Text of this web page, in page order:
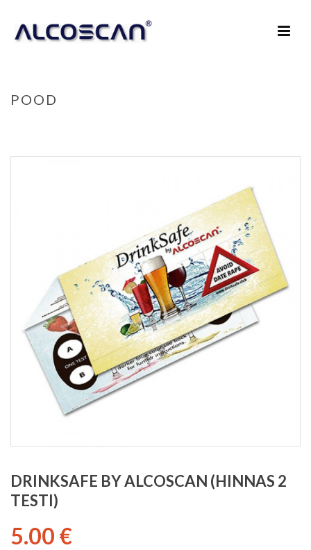
POOD
DRINKSAFE BY ALCOSCAN (HINNAS 2
TESTI)
5.00 €